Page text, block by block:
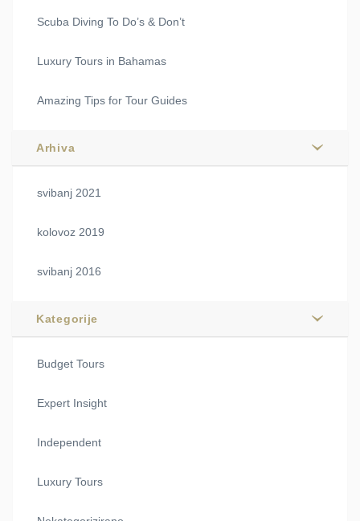
Scuba Diving To Do’s & Don’t
Luxury Tours in Bahamas
Amazing Tips for Tour Guides
Arhiva
svibanj 2021
kolovoz 2019
svibanj 2016
Kategorije
Budget Tours
Expert Insight
Independent
Luxury Tours